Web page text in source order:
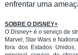
enfrentar uma
SOBRE O DISNEY+
O Disney+ é o serviço de
Marvel, Star Wars e
fora dos Estados